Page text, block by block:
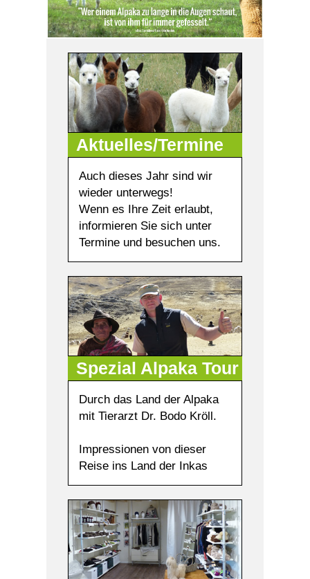
Aktuelles/Termine
Auch dieses Jahr sind wir
wieder unterwegs!
Wenn es Ihre Zeit erlaubt,
informieren Sie sich unter
Termine und besuchen uns.
Spezial Alpaka Tour
Durch das Land der Alpaka
mit Tierarzt Dr. Bodo Kröll.
Impressionen von dieser
Reise ins Land der Inkas